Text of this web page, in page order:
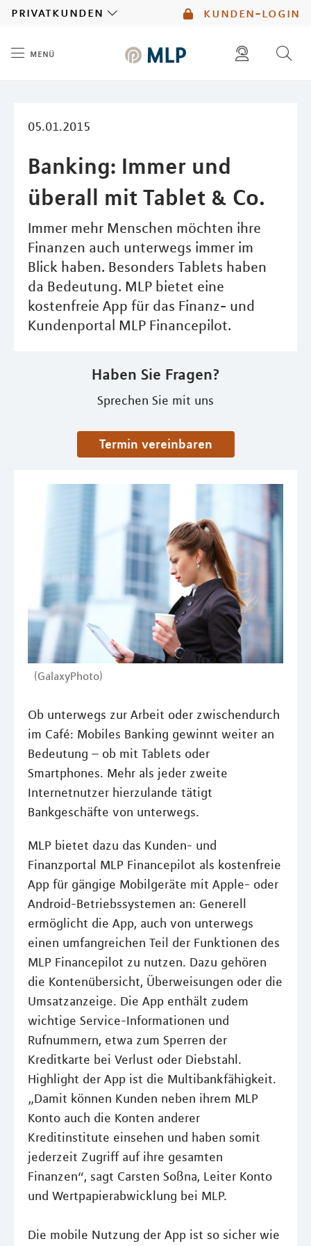
kunden-login
privatkunden
menü
05.01.2015
Banking: Immer und
überall mit Tablet & Co.
Immer mehr Menschen möchten ihre
Finanzen auch unterwegs immer im
Blick haben. Besonders Tablets haben
da Bedeutung. MLP bietet eine
kostenfreie App für das Finanz- und
Kundenportal MLP Financepilot.
Haben Sie Fragen?
Sprechen Sie mit uns
Termin vereinbaren
(GalaxyPhoto)
Ob unterwegs zur Arbeit oder zwischendurch
im Café: Mobiles Banking gewinnt weiter an
Bedeutung – ob mit Tablets oder
Smartphones. Mehr als jeder zweite
Internetnutzer hierzulande tätigt
Bankgeschäfte von unterwegs.
MLP bietet dazu das Kunden- und
Finanzportal MLP Financepilot als kostenfreie
App für gängige Mobilgeräte mit Apple- oder
Android-Betriebssystemen an: Generell
ermöglicht die App, auch von unterwegs
einen umfangreichen Teil der Funktionen des
MLP Financepilot zu nutzen. Dazu gehören
die Kontenübersicht, Überweisungen oder die
Umsatzanzeige. Die App enthält zudem
wichtige Service-Informationen und
Rufnummern, etwa zum Sperren der
Kreditkarte bei Verlust oder Diebstahl.
Highlight der App ist die Multibankfähigkeit.
„Damit können Kunden neben ihrem MLP
Konto auch die Konten anderer
Kreditinstitute einsehen und haben somit
jederzeit Zugriff auf ihre gesamten
Finanzen“, sagt Carsten Soßna, Leiter Konto
und Wertpapierabwicklung bei MLP.
Die mobile Nutzung der App ist so sicher wie